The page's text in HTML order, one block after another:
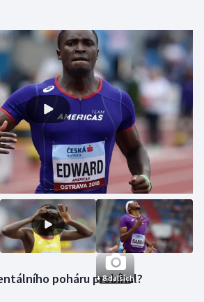
+ 8 dalších
poháru probíhal?